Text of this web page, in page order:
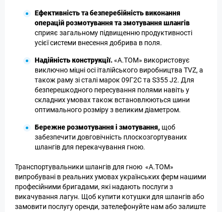
Ефективність та безперебійність виконання
операцій розмотування та змотування шлангів
сприяє загальному підвищенню продуктивності
усієї системи внесення добрива в поля.
Надійність конструкції.«А.ТОМ» використовує
виключно міцні осі італійського виробництва TVZ, а
також раму зі сталі марок 09Г2С та S355 J2. Для
безперешкодного пересування полями навіть у
складних умовах також встановлюються шини
оптимального розміру з великим діаметром.
Бережне розмотування і змотування, щоб
забезпечити довговічність плоскозгортуваних
шлангів для перекачування гною.
Транспортувальники шлангів для гною «А.ТОМ»
випробувані в реальних умовах українських ферм нашими
професійними бригадами, які надають послуги з
викачування лагун. Щоб купити котушки для шлангів або
замовити послугу оренди, зателефонуйте нам або залиште